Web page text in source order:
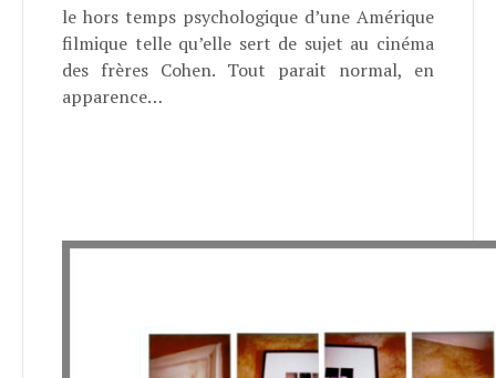
le hors temps psychologique d’une Amérique
filmique telle qu’elle sert de sujet au cinéma
des frères Cohen. Tout parait normal, en
apparence…